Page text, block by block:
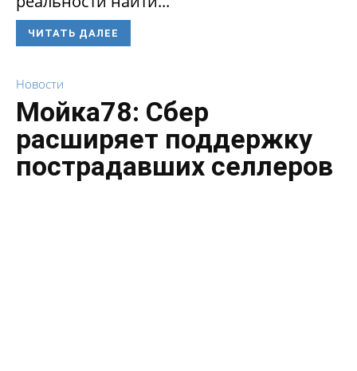
ЧИТАТЬ ДАЛЕЕ
Новости
Мойка78: Сбер
расширяет поддержку
пострадавших селлеров